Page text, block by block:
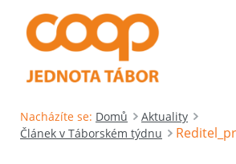
Nacházíte se: Domů
Aktuality
Článek v Táborském týdnu